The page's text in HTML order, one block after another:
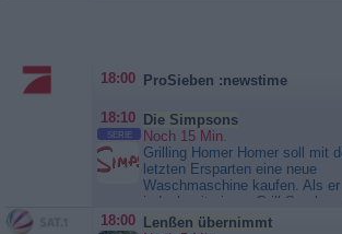
Das RTL-Magazin knüpft immer
dort an, wo die Geschichten der
Magazin
18:00 ProSieben :newstime
18:10
SERIE
Die Simpsons
Noch 15 Min.
Grilling Homer Homer soll mit
letzten Ersparten eine neue
Waschmaschine kaufen. Als er
jedoch mit einem Grill-Smoker,
köstliches Fleisch grillt, nach
18:00
Lenßen übernimmt